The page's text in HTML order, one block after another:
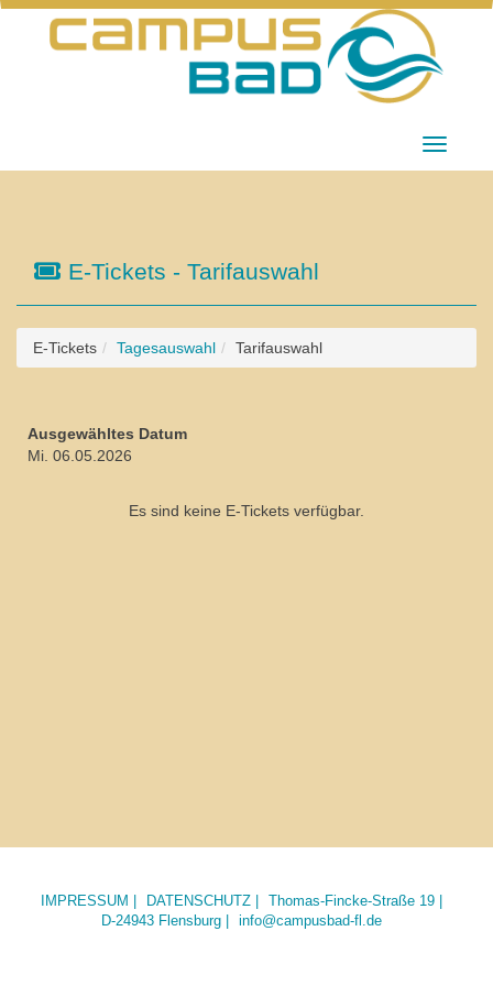
Menü
E-Tickets - Tarifauswahl
E-Tickets Tagesauswahl Tarifauswahl
Ausgewähltes Datum
Mi. 06.05.2026
Es sind keine E-Tickets verfügbar.
IMPRESSUM DATENSCHUTZ
Thomas-Fincke-Straße 19
D-24943 Flensburg
info@campusbad-fl.de